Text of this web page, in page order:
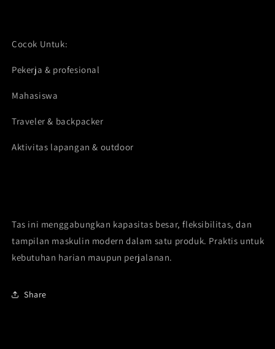
Cocok Untuk:
Pekerja & profesional
Mahasiswa
Traveler & backpacker
Aktivitas lapangan & outdoor
Tas ini menggabungkan kapasitas besar, fleksibilitas, dan
tampilan maskulin modern dalam satu produk. Praktis untuk
kebutuhan harian maupun perjalanan.
Share